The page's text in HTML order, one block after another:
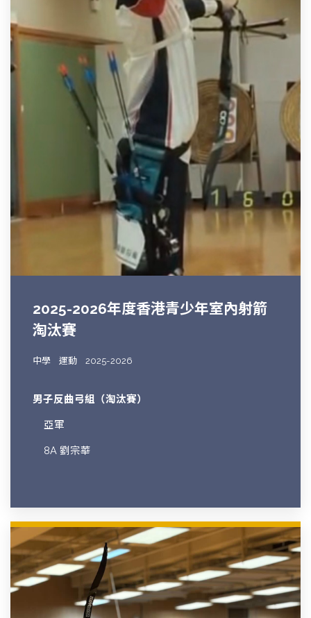
2025-2026年度香港青少年室內射箭
淘汰賽
中學 運動 2025-2026
男子反曲弓組（淘汰賽）
亞軍
8A 劉宗華